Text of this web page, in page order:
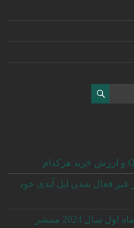
غیر فعال شدن اپل آیدی خود
●مهم‌ترین بازی‌هایی که در شش ماه اول سال 2024 منتشر